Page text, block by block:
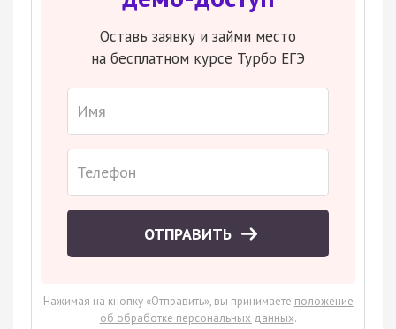
Оставь заявку и займи место
на бесплатном курсе Турбо ЕГЭ
ОТПРАВИТЬ
Нажимая на кнопку «Отправить», вы принимаете положение
об обработке персональных данных.